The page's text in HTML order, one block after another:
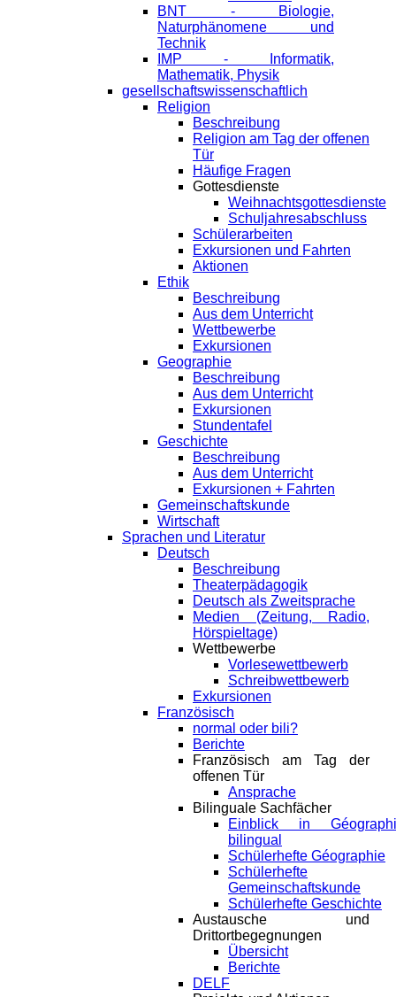
BNT - Biologie,
Naturphänomene und
Technik
IMP - Informatik,
Mathematik, Physik
gesellschaftswissenschaftlich
Religion
Beschreibung
Religion am Tag der offenen
Tür
Häufige Fragen
Gottesdienste
Weihnachtsgottesdienste
Schuljahresabschluss
Schülerarbeiten
Exkursionen und Fahrten
Aktionen
Ethik
Beschreibung
Aus dem Unterricht
Wettbewerbe
Exkursionen
Geographie
Beschreibung
Aus dem Unterricht
Exkursionen
Stundentafel
Geschichte
Beschreibung
Aus dem Unterricht
Exkursionen + Fahrten
Gemeinschaftskunde
Wirtschaft
Sprachen und Literatur
Deutsch
Beschreibung
Theaterpädagogik
Deutsch als Zweitsprache
Medien (Zeitung, Radio,
Hörspieltage)
Wettbewerbe
Vorlesewettbewerb
Schreibwettbewerb
Exkursionen
Französisch
normal oder bili?
Berichte
Französisch am Tag der
offenen Tür
Ansprache
Bilinguale Sachfächer
Einblick in
bilingual
Schülerhefte Géographie
Schülerhefte
Gemeinschaftskunde
Schülerhefte Geschichte
Austausche und
Drittortbegegnungen
Übersicht
Berichte
DELF